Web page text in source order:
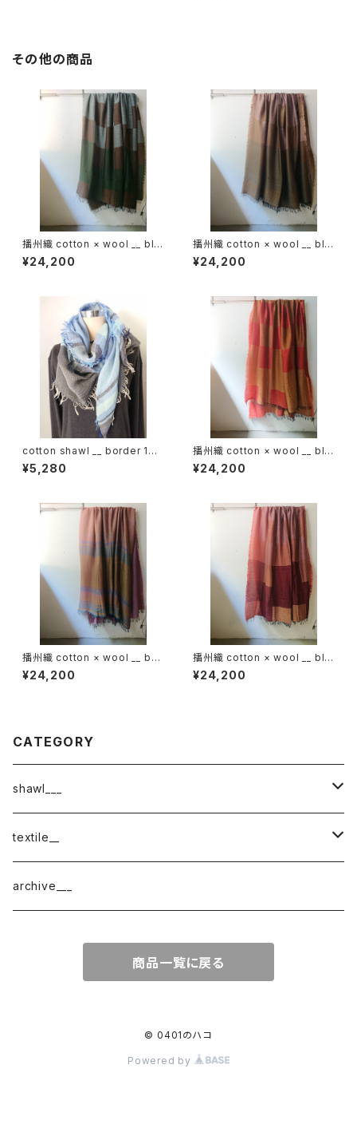
その他の商品
播州織 cotton × wool __ blo
ck 220-120 狭霧GK
¥24,200
播州織 cotton × wool __ blo
ck 220-120 枯芙蓉GK
¥24,200
cotton shawl __ border 160
蒼昊w
¥5,280
播州織 cotton × wool __ blo
ck 220-120 鬼灯GK
¥24,200
播州織 cotton × wool __ bor
der 220-120 秋麗GK
¥24,200
播州織 cotton × wool __ blo
ck 220-120 埋火GK
¥24,200
CATEGORY
shawl___
cotton
border
cotton × wool
textile__
織物
archive___
商品一覧に戻る
© 0401のハコ
Powered by